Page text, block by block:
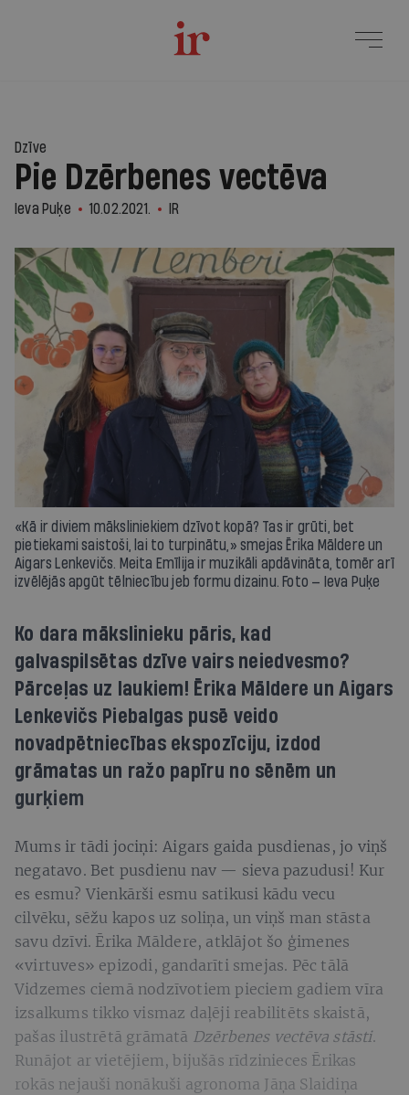
Dzīve
Pie Dzērbenes vectēva
Ieva Puķe 10.02.2021. IR
«Kā ir diviem māksliniekiem dzīvot kopā? Tas ir grūti, bet
pietiekami saistoši, lai to turpinātu,» smejas Ērika Māldere un
Aigars Lenkevičs. Meita Emīlija ir muzikāli apdāvināta, tomēr arī
izvēlējās apgūt tēlniecību jeb formu dizainu. Foto — Ieva Puķe
Ko dara mākslinieku pāris, kad
galvaspilsētas dzīve vairs neiedvesmo?
Pārceļas uz laukiem! Ērika Māldere un Aigars
Lenkevičs Piebalgas pusē veido
novadpētniecības ekspozīciju, izdod
grāmatas un ražo papīru no sēnēm un
gurķiem
Mums ir tādi jociņi: Aigars gaida pusdienas, jo viņš
negatavo. Bet pusdienu nav — sieva pazudusi! Kur
es esmu? Vienkārši esmu satikusi kādu vecu
cilvēku, sēžu kapos uz soliņa, un viņš man stāsta
savu dzīvi. Ērika Māldere, atklājot šo ģimenes
«virtuves» epizodi, gandarīti smejas. Pēc tālā
Vidzemes ciemā nodzīvotiem pieciem gadiem vīra
izsalkums tikko vismaz daļēji reabilitēts skaistā,
pašas ilustrētā grāmatā Dzērbenes vectēva stāsti.
Runājot ar vietējiem, bijušās rīdzinieces Ērikas
rokās nejauši nonākuši agronoma Jāņa Slaidiņa